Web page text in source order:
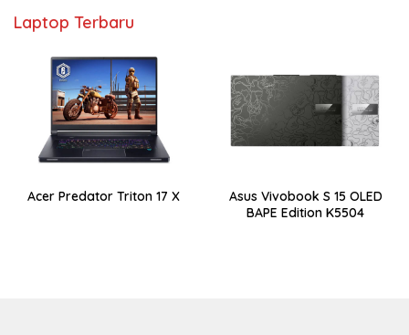
Laptop Terbaru
Acer Predator Triton 17 X
Asus Vivobook S 15 OLED
BAPE Edition K5504